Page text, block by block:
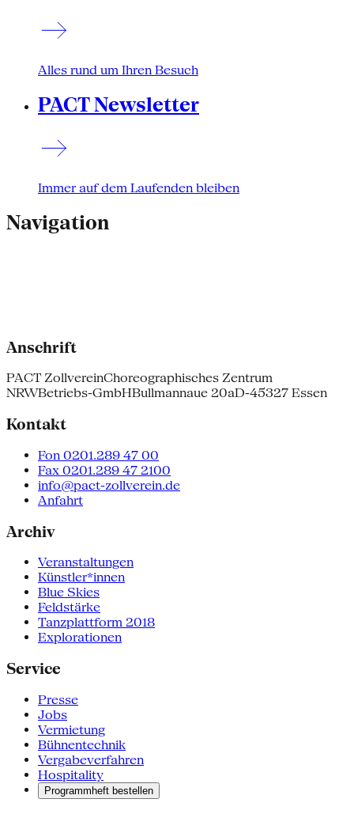
Alles rund um Ihren Besuch
PACT Newsletter
Immer auf dem Laufenden bleiben
Navigation
Anschrift
PACT ZollvereinChoreographisches Zentrum
NRWBetriebs-GmbHBullmannaue 20aD-45327 Essen
Kontakt
Fon 0201.289 47 00
Fax 0201.289 47 2100
info@pact-zollverein.de
Anfahrt
Archiv
Veranstaltungen
Künstler*innen
Blue Skies
Feldstärke
Tanzplattform 2018
Explorationen
Service
Presse
Jobs
Vermietung
Bühnentechnik
Vergabeverfahren
Hospitality
Programmheft bestellen